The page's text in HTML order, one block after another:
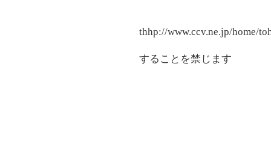
thhp://www.ccv.ne.jp/home/
することを禁じます